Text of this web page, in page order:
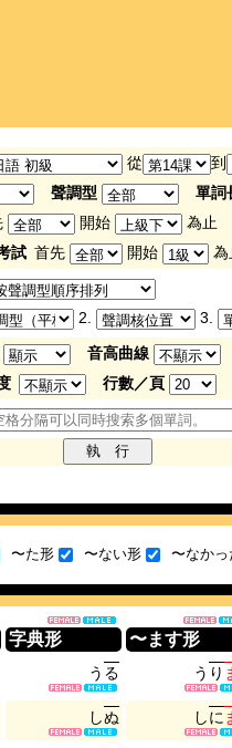
從
到
聲調型
單詞
開始
為止
試 首先 開始
為
2.
3.
音高曲線
行數／頁
〜た形 〜ない形 〜なかっ
字典形 〜ます形
う る う り
しぬ しに